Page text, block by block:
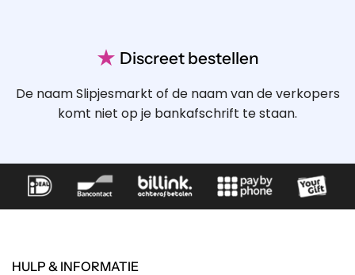
★ Discreet bestellen
De naam Slipjesmarkt of de naam van de verkopers
komt niet op je bankafschrift te staan.
HULP & INFORMATIE